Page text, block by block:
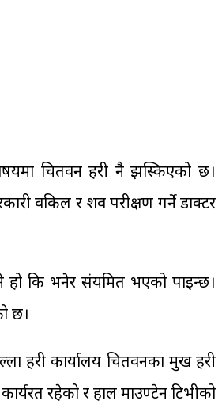
चितवन प्रहरी नै झस्किएको छ।
वकिल र शव परीक्षण गर्ने डाक्टर
हो कि भनेर संयमित भएको पाइन्छ।
छ।
कार्यालय चितवनका प्रमुख प्रहरी
रहेको र हाल माउण्टेन टिभीको